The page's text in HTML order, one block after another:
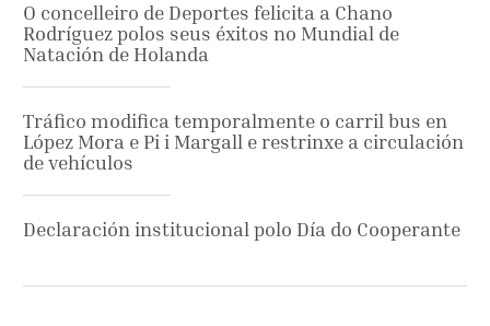
O concelleiro de Deportes felicita a Chano
Rodríguez polos seus éxitos no Mundial de
Natación de Holanda
Tráfico modifica temporalmente o carril bus en
López Mora e Pi i Margall e restrinxe a circulación
de vehículos
Declaración institucional polo Día do Cooperante